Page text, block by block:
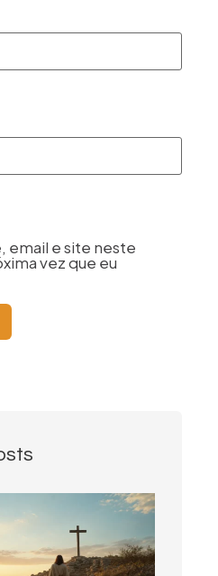
email e site neste
vez que eu